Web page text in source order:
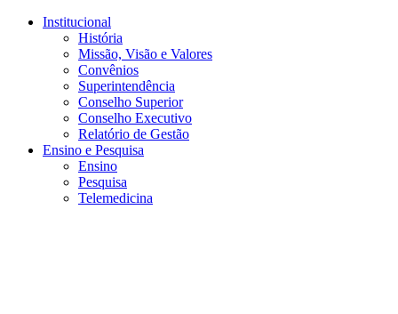
Conteúdo principal
Institucional
História
Missão, Visão e Valores
Convênios
Superintendência
Conselho Superior
Conselho Executivo
Relatório de Gestão
Ensino e Pesquisa
Ensino
Pesquisa
Telemedicina